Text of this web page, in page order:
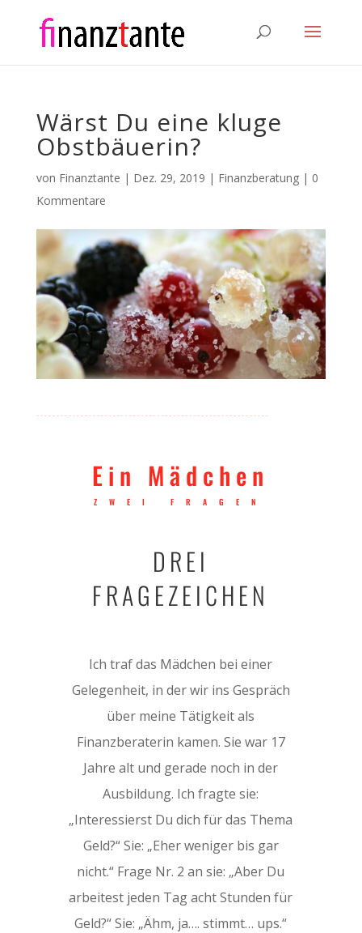
Wärst Du eine kluge
Obstbäuerin?
von Finanztante | Dez. 29, 2019 | Finanzberatung| 0
Kommentare
Ein Mädchen
ZWEI FRAGEN
DREI
FRAGEZEICHEN
Ich traf das Mädchen bei einer
Gelegenheit, in der wir ins Gespräch
über meine Tätigkeit als
Finanzberaterin kamen. Sie war 17
Jahre alt und gerade noch in der
Ausbildung. Ich fragte sie:
„Interessierst Du dich für das Thema
Geld?“ Sie: „Eher weniger bis gar
nicht.“ Frage Nr. 2 an sie: „Aber Du
arbeitest jeden Tag acht Stunden für
Geld?“ Sie: „Ähm, ja…. stimmt… ups.“